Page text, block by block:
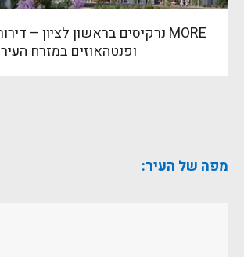
ופנטהאוזים במזרח העיר
מפה של העיר: